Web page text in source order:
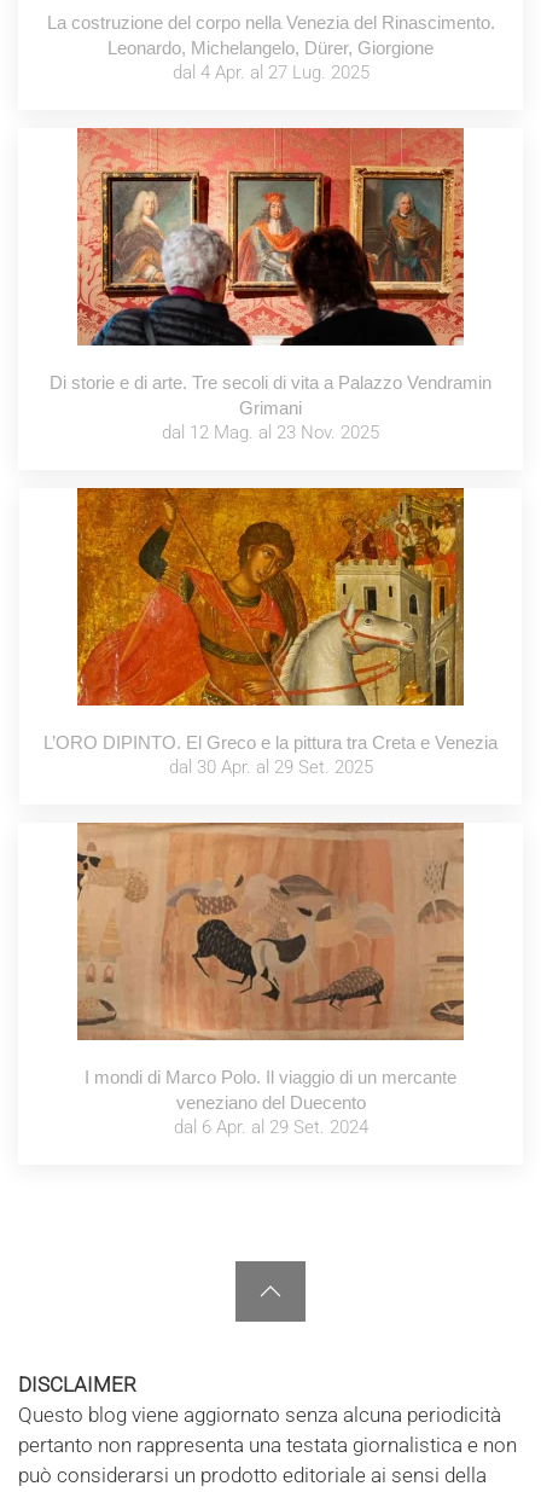
La costruzione del corpo nella Venezia del Rinascimento.
Leonardo, Michelangelo, Dürer, Giorgione
dal 4 Apr. al 27 Lug. 2025
Di storie e di arte. Tre secoli di vita a Palazzo Vendramin
Grimani
dal 12 Mag. al 23 Nov. 2025
L’ORO DIPINTO. El Greco e la pittura tra Creta e Venezia
dal 30 Apr. al 29 Set. 2025
I mondi di Marco Polo. Il viaggio di un mercante
veneziano del Duecento
dal 6 Apr. al 29 Set. 2024
DISCLAIMER
Questo blog viene aggiornato senza alcuna periodicità
pertanto non rappresenta una testata giornalistica e non
può considerarsi un prodotto editoriale ai sensi della